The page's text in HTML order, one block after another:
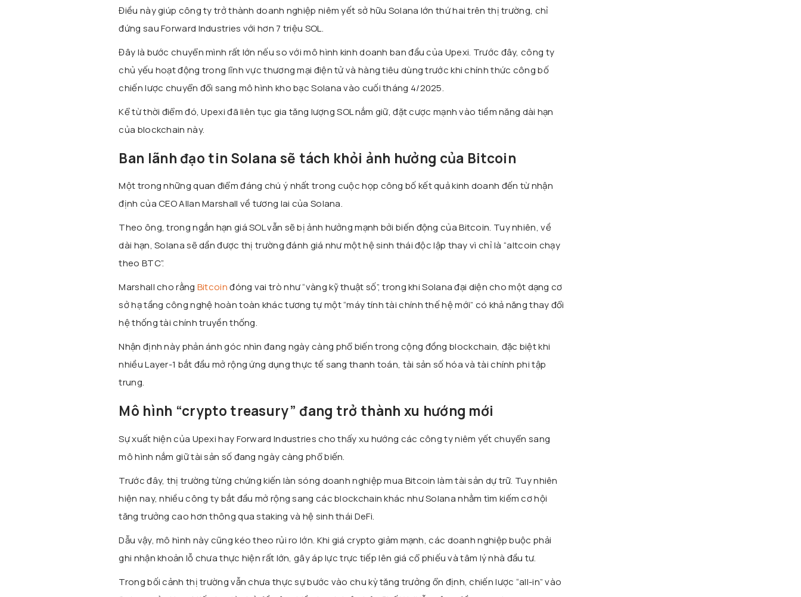
Điều này giúp công ty trở thành doanh nghiệp niêm yết sở hữu Solana lớn thứ hai trên thị trường, chỉ
đứng sauForward Industries với hơn 7 triệu SOL.
Đây là bước chuyển mình rất lớn nếu so với mô hình kinh doanh ban đầu của Upexi. Trước đây, công ty
chủ yếu hoạt động trong lĩnh vực thương mại điện tử và hàng tiêu dùng trước khi chính thức công bố
chiến lược chuyển đổi sang mô hình kho bạc Solana vào cuối tháng 4/2025.
Kể từ thời điểm đó, Upexi đã liên tục gia tăng lượng SOL nắm giữ, đặt cược mạnh vào tiềm năng dài hạn
của blockchain này.
Ban lãnh đạo tin Solana sẽ tách khỏi ảnh hưởng của Bitcoin
Một trong những quan điểm đáng chú ý nhất trong cuộc họp công bố kết quả kinh doanh đến từ nhận
định của CEO Allan Marshall về tương lai của Solana.
Theo ông, trong ngắn hạn giá SOL vẫn sẽ bị ảnh hưởng mạnh bởi biến động của Bitcoin. Tuy nhiên, về
dài hạn, Solana sẽ dần được thị trường đánh giá như một hệ sinh thái độc lập thay vì chỉ là “altcoin chạy
theo BTC”.
Marshall cho rằng Bitcoinđóng vai trò như “vàng kỹ thuật số”, trong khi Solana đại diện cho một dạng cơ
sở hạ tầng công nghệ hoàn toàn khác tương tự một “máy tính tài chính thế hệ mới” có khả năng thay đổi
hệ thống tài chính truyền thống.
Nhận định này phản ánh góc nhìn đang ngày càng phổ biến trong cộng đồng blockchain, đặc biệt khi
nhiều Layer-1 bắt đầu mở rộng ứng dụng thực tế sang thanh toán, tài sản số hóa và tài chính phi tập
trung.
Mô hình “crypto treasury” đang trở thành xu hướng mới
Sự xuất hiện của Upexi hay Forward Industries cho thấy xu hướng các công ty niêm yết chuyển sang
mô hình nắm giữ tài sản số đang ngày càng phổ biến.
Trước đây, thị trường từng chứng kiến làn sóng doanh nghiệp mua Bitcoin làm tài sản dự trữ. Tuy nhiên
hiện nay, nhiều công ty bắt đầu mở rộng sang các blockchain khác như Solana nhằm tìm kiếm cơ hội
tăng trưởng cao hơn thông qua staking và hệ sinh thái DeFi.
Dẫu vậy, mô hình này cũng kéo theo rủi ro lớn. Khi giá crypto giảm mạnh, các doanh nghiệp buộc phải
ghi nhận khoản lỗ chưa thực hiện rất lớn, gây áp lực trực tiếp lên giá cổ phiếu và tâm lý nhà đầu tư.
Trong bối cảnh thị trường vẫn chưa thực sự bước vào chu kỳ tăng trưởng ổn định, chiến lược “all-in” vào